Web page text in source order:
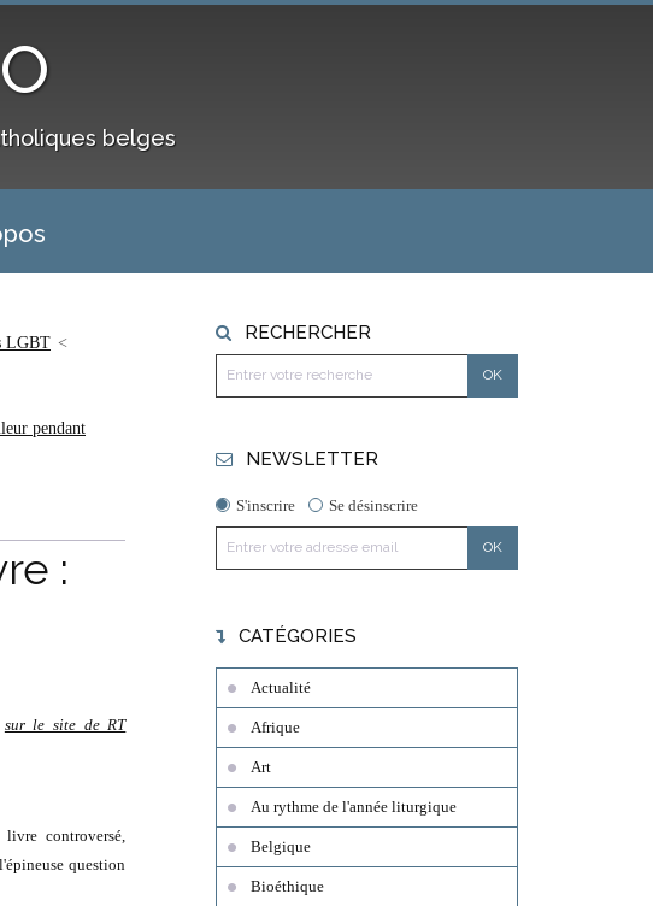
belges
LGBT
pendant
:
sur le site de RT
controversé,
question
RECHERCHER
NEWSLETTER
S'inscrire Se désinscrire
CATÉGORIES
Actualité
Afrique
Art
Au rythme de l'année liturgique
Belgique
Bioéthique